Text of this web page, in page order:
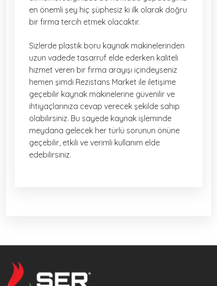
en önemli şey hiç şüphesiz ki ilk olarak doğru
bir firma tercih etmek olacaktır.
Sizlerde plastik boru kaynak makinelerinden
uzun vadede tasarruf elde ederken kaliteli
hizmet veren bir firma arayışı içindeyseniz
hemen şimdi Rezistans Market ile iletişime
geçebilir kaynak makinelerine güvenilir ve
ihtiyaçlarınıza cevap verecek şekilde sahip
olabilirsiniz. Bu sayede kaynak işleminde
meydana gelecek her türlü sorunun önüne
geçebilir, etkili ve verimli kullanım elde
edebilirsiniz.